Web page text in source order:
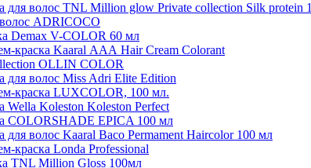
для волос TNL Million glow Private collection Silk protein
ADRICOCO
Demax V-COLOR 60 мл
краска Kaaral ААА Hair Cream Colorant
OLLIN COLOR
для волос Miss Adri Elite Edition
краска LUXCOLOR, 100 мл.
Wella Koleston Koleston Perfect
COLORSHADE EPICA 100 мл
для волос Kaaral Baco Permament Haircolor 100 мл
краска Londa Professional
TNL Million Gloss 100мл